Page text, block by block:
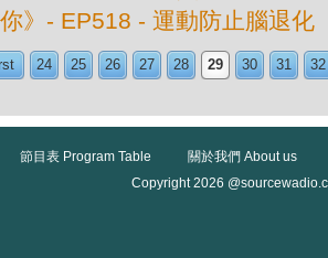
你》- EP518 - 運動防止腦退化
24 25 26 27 28 29 30 31 32
節目表 Program Table
關於我們 About us
Copyright 2026